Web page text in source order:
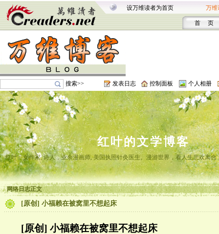
设万维读者为首页 万维
首 页
搜索>> 发表日志 控制面板 个人相册
红叶的文学博客
红叶，女作家, 诗人，业余漫画师, 美国执照针灸医生。漫游世界，看人生悲欢离
网络日志正文
[原创] 小福赖在被窝里不想起床
[原创] 小福赖在被窝里不想起床